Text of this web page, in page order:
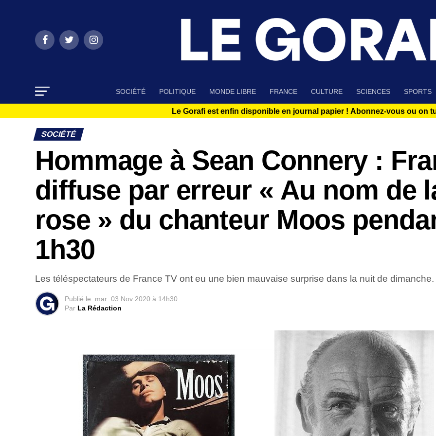
SOCIÉTÉ POLITIQUE MONDE LIBRE FRANCE CULTURE SCIENCES SPORTS
Le Gorafi est enfin disponible en journal papier ! Abonnez-vous ou on
SOCIÉTÉ
Hommage à Sean Connery :
diffuse par erreur « Au nom de
rose » du chanteur Moos
1h30
Les téléspectateurs de France TV ont eu une bien mauvaise surprise dans la nuit de dimanche.
Publié le mar 03 Nov 2020 à 14h30
Par La Rédaction